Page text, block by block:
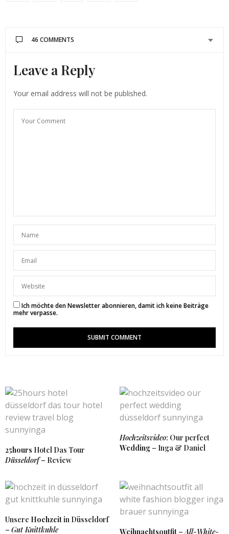
46 COMMENTS
ISABELLA SAGT:
Hallo meine Liebe:)
Das sind wahnsinnig coole Bilder:) der Look steht dir
ausgezeichnet! Der Hoodie ist superschick;)
Liebe Grüße
Isa
15. JUNI 2017 UM 18:23 UHR
Frankfurter Boutiquen. Dein Outfit gefällt mir
Liebe Grüße
SUNNYINGA SAGT:
Vielen Dank liebe Patty. In den kleinen Läden ist
die Auswahl zwar nicht immer groß aber dafür viel
ALISSA SAGT:
14. JUNI 2017 UM 14:07 UHR
Tolle Fotos! Ich kann verstehen, warum du
Düsseldorf magst. Ich arbeite auch total gerne hier
🙂 Liebe Grüße, Alissa von londonlalife.com
14. JUNI 2017 UM 15:39 UHR
❤
AMELY ROSE SAGT:
Leave a Reply
Your email address will not be published.
Ich möchte den Newsletter abonnieren, damit ich keine Beiträge
mehr verpasse.
25hours Hotel Das Tour
Düsseldorf– Review
Hochzeitsvideo: Our perfect
Wedding – Inga & Daniel
Unsere Hochzeitin Düsseldorf
– Gut Knittkuhle Weihnachtsoutfit – All-White-